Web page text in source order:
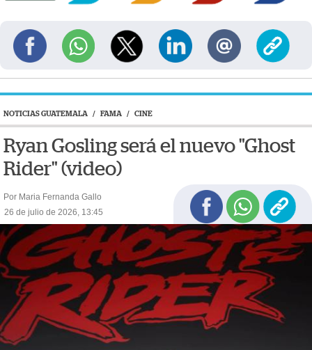
NOTICIAS GUATEMALA / FAMA / CINE
Ryan Gosling será el nuevo "Ghost
Rider" (video)
Por Maria Fernanda Gallo
26 de julio de 2026, 13:45